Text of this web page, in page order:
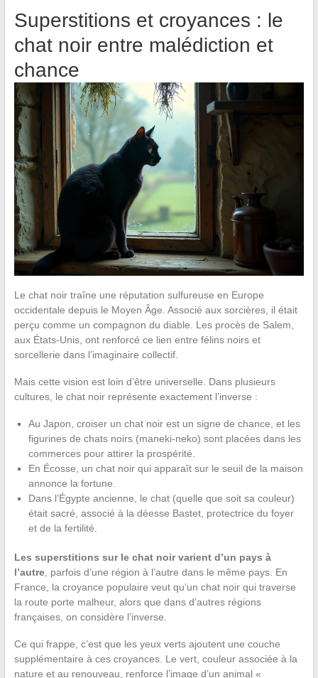
Superstitions et croyances : le
chat noir entre malédiction et
chance
Le chat noir traîne une réputation sulfureuse en Europe
occidentale depuis le Moyen Âge. Associé aux sorcières, il était
perçu comme un compagnon du diable. Les procès de Salem,
aux États-Unis, ont renforcé ce lien entre félins noirs et
sorcellerie dans l’imaginaire collectif.
Mais cette vision est loin d’être universelle. Dans plusieurs
cultures, le chat noir représente exactement l’inverse :
Au Japon, croiser un chat noir est un signe de chance, et les
figurines de chats noirs (maneki-neko) sont placées dans les
commerces pour attirer la prospérité.
En Écosse, un chat noir qui apparaît sur le seuil de la maison
annonce la fortune.
Dans l’Égypte ancienne, le chat (quelle que soit sa couleur)
était sacré, associé à la déesse Bastet, protectrice du foyer
et de la fertilité.
Les superstitions sur le chat noir varient d’un pays à
l’autre, parfois d’une région à l’autre dans le même pays. En
France, la croyance populaire veut qu’un chat noir qui traverse
la route porte malheur, alors que dans d’autres régions
françaises, on considère l’inverse.
Ce qui frappe, c’est que les yeux verts ajoutent une couche
supplémentaire à ces croyances. Le vert, couleur associée à la
nature et au renouveau, renforce l’image d’un animal «